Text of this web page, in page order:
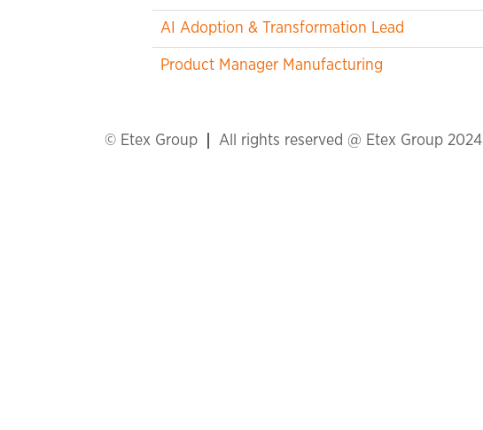
AI Adoption & Transformation Lead
Product Manager Manufacturing
© Etex Group All rights reserved @ Etex Group 2024